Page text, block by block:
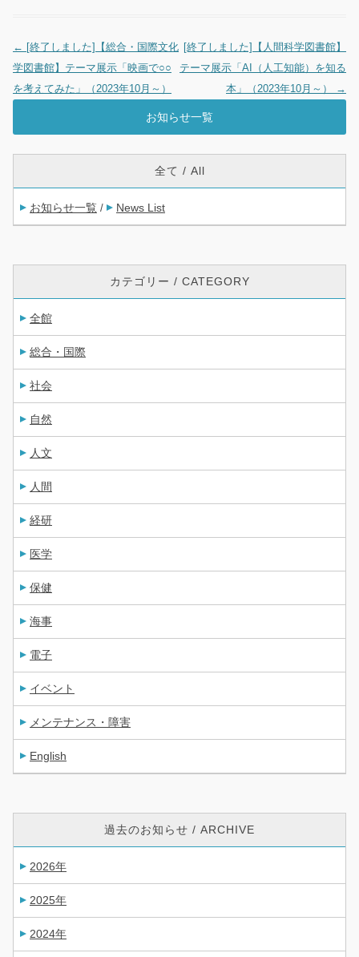
投稿ナビゲーション
← [終了しました]【総合・国際文化
学図書館】テーマ展示「映画で○○
を考えてみた」（2023年10月～）
[終了しました]【人間科学図書館】
テーマ展示「AI（人工知能）を知る
本」（2023年10月～）
→
お知らせ一覧
全て / All
お知らせ一覧 / News List
カテゴリー / CATEGORY
全館
総合・国際
社会
自然
人文
人間
経研
医学
保健
海事
電子
イベント
メンテナンス・障害
English
過去のお知らせ / ARCHIVE
2026年
2025年
2024年